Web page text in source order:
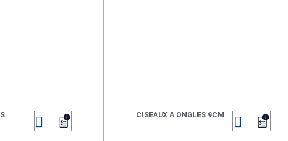
 CISEAUX A ONGLES 9CM 